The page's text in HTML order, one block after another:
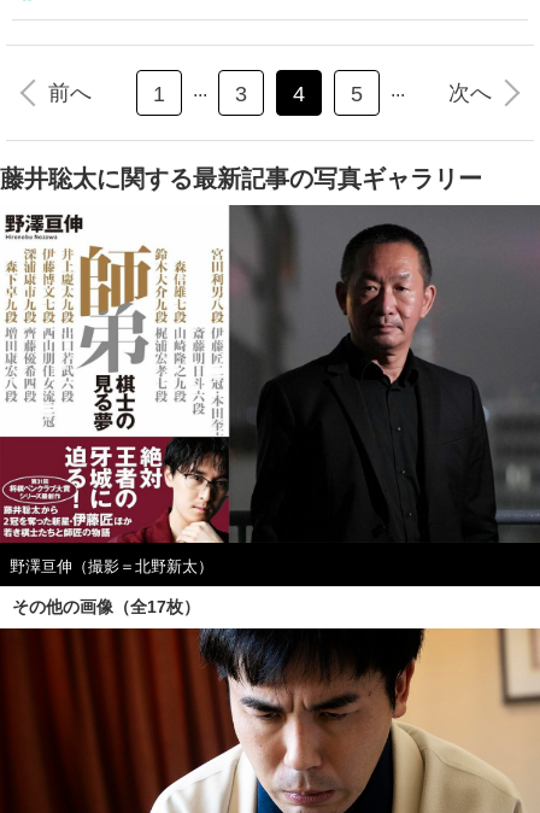
前へ 1 ... 3 4 5 ... 次へ
藤井聡太に関する最新記事の写真ギャラリー
野澤亘伸（撮影＝北野新太）
その他の画像（全17枚）